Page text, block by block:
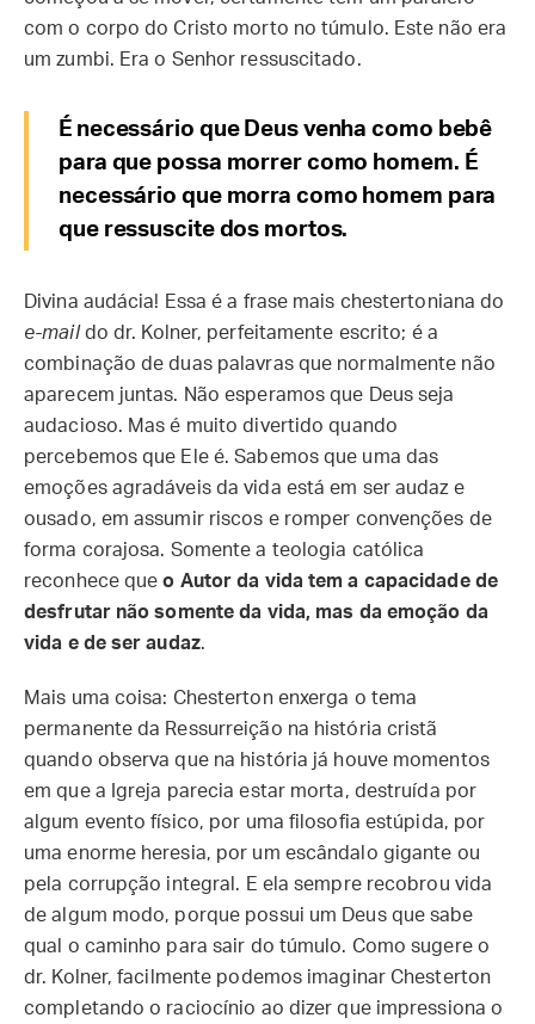
com o corpo do Cristo morto no túmulo. Este não era
um zumbi. Era o Senhor ressuscitado.
É necessário que Deus venha como bebê
para que possa morrer como homem. É
necessário que morra como homem para
que ressuscite dos mortos.
Divina audácia! Essa é a frase mais chestertoniana do
e-mail do dr. Kolner, perfeitamente escrito; é a
combinação de duas palavras que normalmente não
aparecem juntas. Não esperamos que Deus seja
audacioso. Mas é muito divertido quando
percebemos que Ele é. Sabemos que uma das
emoções agradáveis da vida está em ser audaz e
ousado, em assumir riscos e romper convenções de
forma corajosa. Somente a teologia católica
reconhece queo Autor da vida tem a capacidade de
desfrutar não somente da vida, mas da emoção da
vida e de ser audaz.
Mais uma coisa: Chesterton enxerga o tema
permanente da Ressurreição na história cristã
quando observa que na história já houve momentos
em que a Igreja parecia estar morta, destruída por
algum evento físico, por uma filosofia estúpida, por
uma enorme heresia, por um escândalo gigante ou
pela corrupção integral. E ela sempre recobrou vida
de algum modo, porque possui um Deus que sabe
qual o caminho para sair do túmulo. Como sugere o
dr. Kolner, facilmente podemos imaginar Chesterton
completando o raciocínio ao dizer que impressiona o